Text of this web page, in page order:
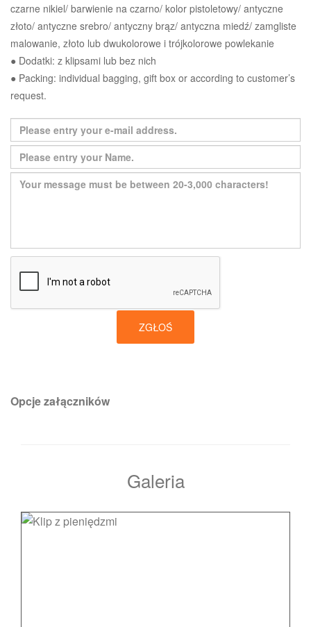
czarne nikiel/ barwienie na czarno/ kolor pistoletowy/ antyczne
złoto/ antyczne srebro/ antyczny brąz/ antyczna miedź/ zamgliste
malowanie, złoto lub dwukolorowe i trójkolorowe powlekanie
● Dodatki: z klipsami lub bez nich
● Packing: individual bagging, gift box or according to customer’s
request.
ZGŁOŚ
Opcje załączników
Galeria